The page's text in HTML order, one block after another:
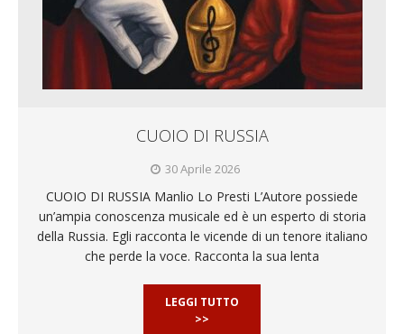
CUOIO DI RUSSIA
30 Aprile 2026
CUOIO DI RUSSIA Manlio Lo Presti L’Autore possiede
un’ampia conoscenza musicale ed è un esperto di storia
della Russia. Egli racconta le vicende di un tenore italiano
che perde la voce. Racconta la sua lenta
LEGGI TUTTO
>>